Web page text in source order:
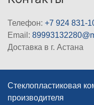
Телефон: +7 924 831-
Email:
Доставка в г. Астана
Стеклопластиковая
производителя